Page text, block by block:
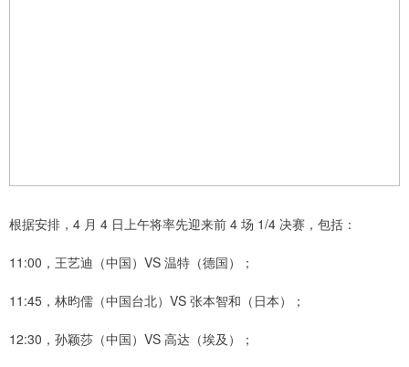
根据安排，4 月 4 日上午将率先迎来前 4 场 1/4 决赛，包括：
11:00，王艺迪（中国）VS 温特（德国）；
11:45，林昀儒（中国台北）VS 张本智和（日本）；
12:30，孙颖莎（中国）VS 高达（埃及）；